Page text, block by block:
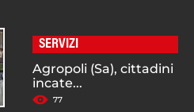
SERVIZI
Agropoli (Sa), cittadini
incate...
77